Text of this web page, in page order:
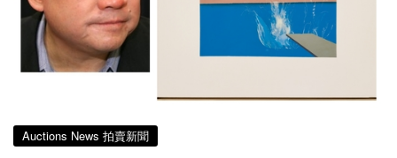
Auctions News 拍賣新聞